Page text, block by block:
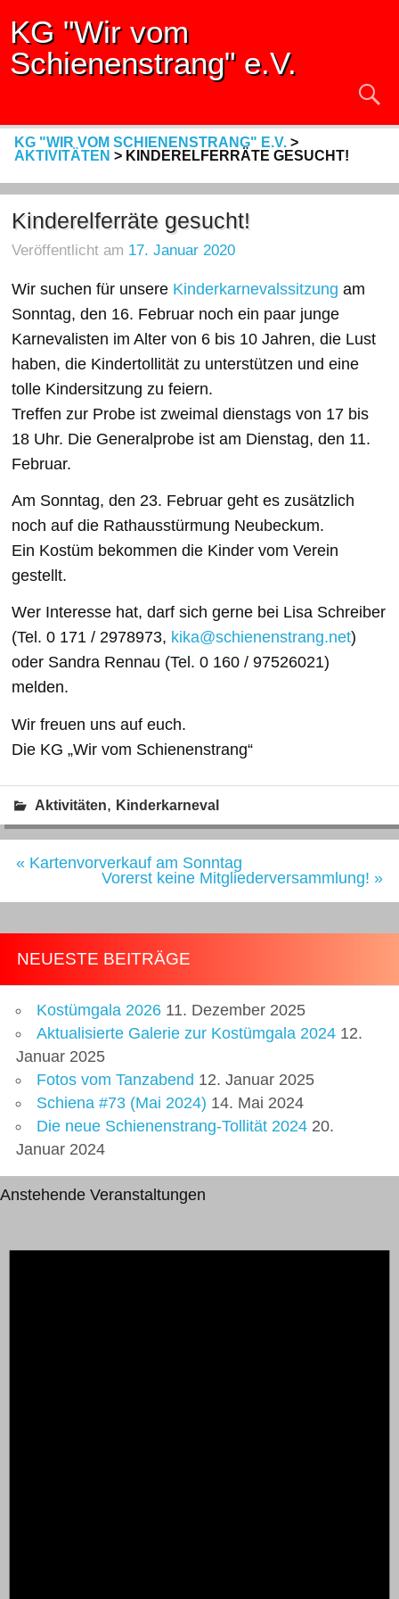
KG "Wir vom
Schienenstrang" e.V.
KG "WIR VOM SCHIENENSTRANG" E.V.>
AKTIVITÄTEN > KINDERELFERRÄTE GESUCHT!
Kinderelferräte gesucht!
Veröffentlicht am 17. Januar 2020
Wir suchen für unsere Kinderkarnevalssitzung am
Sonntag, den 16. Februar noch ein paar junge
Karnevalisten im Alter von 6 bis 10 Jahren, die Lust
haben, die Kindertollität zu unterstützen und eine
tolle Kindersitzung zu feiern.
Treffen zur Probe ist zweimal dienstags von 17 bis
18 Uhr. Die Generalprobe ist am Dienstag, den 11.
Februar.
Am Sonntag, den 23. Februar geht es zusätzlich
noch auf die Rathausstürmung Neubeckum.
Ein Kostüm bekommen die Kinder vom Verein
gestellt.
Wer Interesse hat, darf sich gerne bei Lisa Schreiber
(Tel. 0 171 / 2978973, kika@schienenstrang.net)
oder Sandra Rennau (Tel. 0 160 / 97526021)
melden.
Wir freuen uns auf euch.
Die KG „Wir vom Schienenstrang“
Aktivitäten, Kinderkarneval
Beitragsnavigation
« Kartenvorverkauf am Sonntag
Vorerst keine Mitgliederversammlung! »
NEUESTE BEITRÄGE
Kostümgala 2026 11. Dezember 2025
Aktualisierte Galerie zur Kostümgala 2024 12.
Januar 2025
Fotos vom Tanzabend 12. Januar 2025
Schiena #73 (Mai 2024) 14. Mai 2024
Die neue Schienenstrang-Tollität 2024 20.
Januar 2024
Anstehende Veranstaltungen